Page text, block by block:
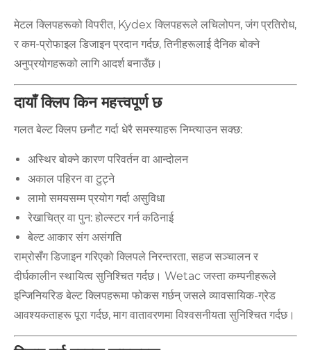
मेटल क्लिपहरूको विपरीत, Kydex क्लिपहरूले लचिलोपन, जंग प्रतिरोध,
र कम-प्रोफाइल डिजाइन प्रदान गर्दछ, तिनीहरूलाई दैनिक बोक्ने
अनुप्रयोगहरूको लागि आदर्श बनाउँछ।
दायाँ क्लिप किन महत्त्वपूर्ण छ
गलत बेल्ट क्लिप छनौट गर्दा धेरै समस्याहरू निम्त्याउन सक्छ:
अस्थिर बोक्ने कारण परिवर्तन वा आन्दोलन
अकाल पहिरन वा टुट्ने
लामो समयसम्म प्रयोग गर्दा असुविधा
रेखाचित्र वा पुन: होल्स्टर गर्न कठिनाई
बेल्ट आकार संग असंगति
राम्रोसँग डिजाइन गरिएको क्लिपले निरन्तरता, सहज सञ्चालन र
दीर्घकालीन स्थायित्व सुनिश्चित गर्दछ। Wetac जस्ता कम्पनीहरूले
इन्जिनियरिङ बेल्ट क्लिपहरूमा फोकस गर्छन् जसले व्यावसायिक-ग्रेड
आवश्यकताहरू पूरा गर्दछ, माग वातावरणमा विश्वसनीयता सुनिश्चित गर्दछ।